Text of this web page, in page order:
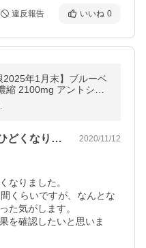
違反報告 いいね 0
2025年1月末】ブルーベ
シア
ベリー サプリメント Bl
無料
在宅勤務が続き眼精疲労がひどくなりまし… 2020/11/12
なりました。
くらいですが、なんとな
た気がします。
を確認したいと思いま